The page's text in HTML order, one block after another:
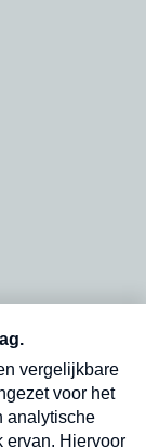
in
Verzend